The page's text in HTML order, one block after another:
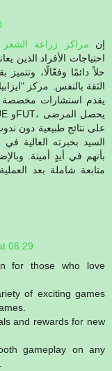
إن مراكز زراعة
احتياجات الأفراد الذين
حلاً دائمًا وفعّالًا،
الثقة بالنفس. مركز
يقدم استشارات مخصصة
على نتائج طبيعية دون
السيد بخبرته العالية
بأنهم في أيدٍ أمينة.
متابعة شاملة بعد
06:29
for those who love
of exciting games
and rewards for new
gameplay on any